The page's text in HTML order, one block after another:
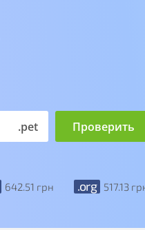
.pet
642 .51 грн .org 517.13